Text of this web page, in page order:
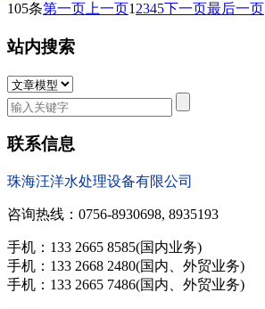
105条第一页 上一页1 2345下一页最后一页
站内搜索
联系信息
珠海汪洋水处理设备有限公司
咨询热线：0756-8930698, 8935193
手机：133 2665 8585(国内业务)
手机：133 2668 2480(国内、外贸业务)
手机：133 2665 7486(国内、外贸业务)